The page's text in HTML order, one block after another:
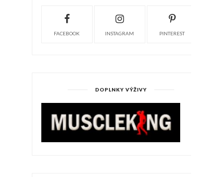
FACEBOOK INSTAGRAM PINTEREST
DOPLNKY VÝŽIVY